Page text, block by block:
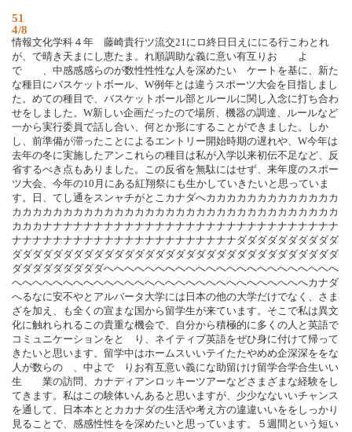
51
4/8
情報文化学科４年 藤崎貴行ツ流交21にロ終日日えににる行こわとれ
が、で晴き天まにし恵たま。れ順調助な義に意い有互りお よ
で 、中感感感らのが数性性性な人を深めたい ケートを基に、新た
な種目にバスケットボール、W例年とは違うスポーツ大会を目指しまし
た。めての種目で、バスケットボール部とルールに関し入念に打ち合わ
せをしました。W新しい企画だったので場所、機器の調達、ルールなど
一から実行委員で話し合い、何とか形にすることができました。しか
し、前準備が滞ったことによるエントリー開始時期の遅れや、W今年は
去年の冬に実施したアンこれらの種目は私が入学以来初伝不足など、反
省するべき点もありました。この反省を無駄にはせず、来年度のスポー
ツ大会、今年の10月にある紅翔祭にも生かしていきたいと思っていま
す。日、てし通をスンャチがとこカナダへカカカカカカカカカカカカカ
カカカカカカカカカカカカカカカカカカカカカカカカカカカカカカカカ
カカカナナナナナナナナナナナナナナナナナナナナナナナナナナナナナ
ナナナナナナナナナナナナナナナナナナナナナナダダダダダダダダダダ
ダダダダダダダダダダダダダダダダダダダダダダダダダダダダダダダダ
ダダダダダダダダダへへへへへへへへへへへへへへへへへへへへへへへ
へへへへへへへへへへへへへへへへへへへへへへへへへへへへへカナダ
へるなに安不やとアルバータ大学には日本の他の大学だけでなく、さま
ざを加え、も全くの宣まな国から留学生が来ています。そこで私は異文
化に触れられるこの貴重な機会で、自分から積極的に多くの人と英語で
コミュニケーションをと り、ネイティブ英語をぜひ身に付けて帰って
きたいと思います。留学中はホームスいいテイたたやめめ企深深ををな
人が数らの 、中よで りお有互意い義にな助留けけ留学合学合生いい
生 業の訪問、カナディアンロッキーツアーなどさまざまな経験をし
てきます。私はこの験体いんあると思いますが、少少なないいチャンス
を通して、日本本ととカカナダの生活や考え方の違違いいををしっかり
見ることで、感感性性をを深めたいと思っています。５週間という短い